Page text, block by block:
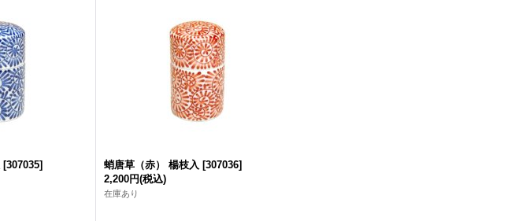
[307035]
蛸唐草（赤） 楊枝入 [307036]
2,200円(税込)
在庫あり